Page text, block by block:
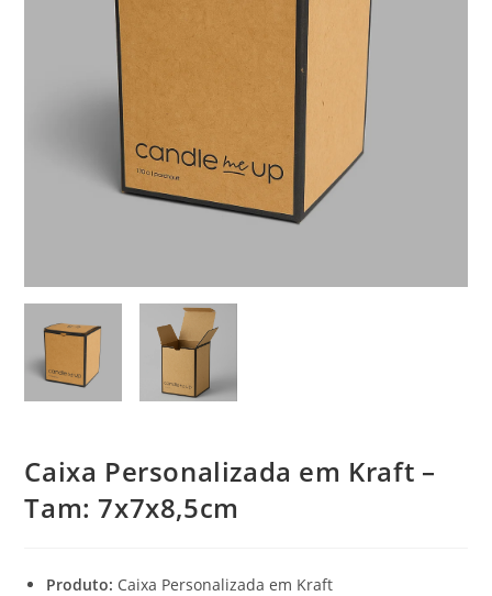
Caixa Personalizada em Kraft –
Tam: 7x7x8,5cm
Produto: Caixa Personalizada em Kraft